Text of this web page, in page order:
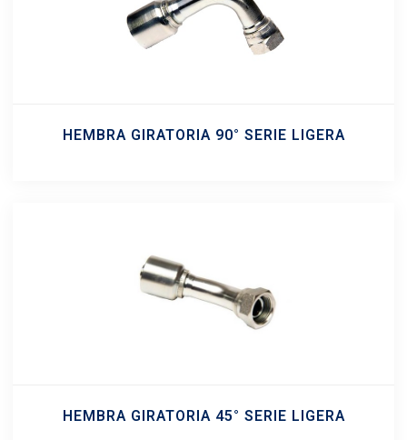
HEMBRA GIRATORIA 90° SERIE LIGERA
HEMBRA GIRATORIA 45° SERIE LIGERA